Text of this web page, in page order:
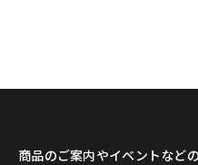
商品のご案内やイベントなど